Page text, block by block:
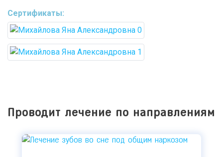
Сертификаты:
Проводит лечение по направлениям